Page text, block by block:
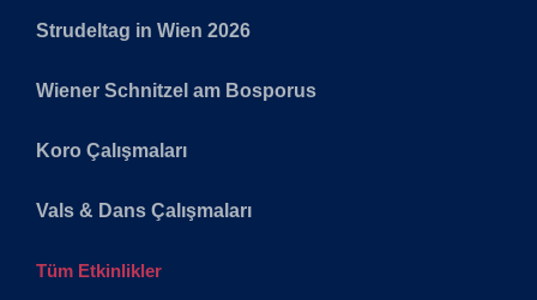
Strudeltag in Wien 2026
Wiener Schnitzel am Bosporus
Koro Çalışmaları
Vals & Dans Çalışmaları
Tüm Etkinlikler